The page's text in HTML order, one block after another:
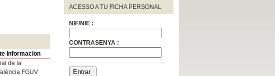
ACESSO A TU FICHA PERSONAL
NIF/NIE :
CONTRASENYA :
Informacion
de la
FGUV